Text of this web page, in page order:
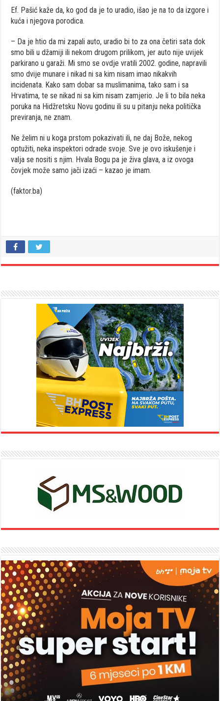
Ef. Pašić kaže da, ko god da je to uradio, išao je na to da izgore i
kuća i njegova porodica.
– Da je htio da mi zapali auto, uradio bi to za ona četiri sata dok
smo bili u džamiji ili nekom drugom prilikom, jer auto nije uvijek
parkirano u garaži. Mi smo se ovdje vratili 2002. godine, napravili
smo dvije munare i nikad ni sa kim nisam imao nikakvih
incidenata. Kako sam dobar sa muslimanima, tako sam i sa
Hrvatima, te se nikad ni sa kim nisam zamjerio. Je li to bila neka
poruka na Hidžretsku Novu godinu ili su u pitanju neka politička
previranja, ne znam.
Ne želim ni u koga prstom pokazivati ili, ne daj Bože, nekog
optužiti, neka inspektori odrade svoje. Sve je ovo iskušenje i
valja se nositi s njim. Hvala Bogu pa je živa glava, a iz ovoga
čovjek može samo jači izaći – kazao je imam.
(faktor.ba)